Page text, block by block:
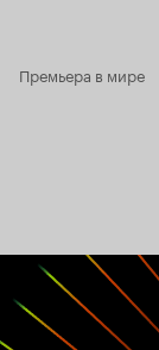
Премьера в мире